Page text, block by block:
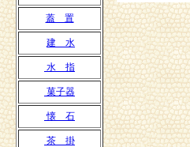
蓋 置
建 水
水 指
菓子器
懐 石
茶 掛